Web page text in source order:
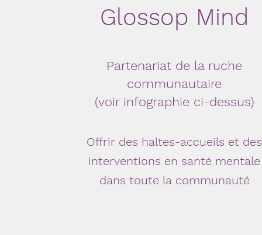
Glossop Mind
Partenariat de la ruche
communautaire
(voir infographie ci-dessus)
Offrir des haltes-accueils et des
interventions en santé mentale
dans toute la communauté